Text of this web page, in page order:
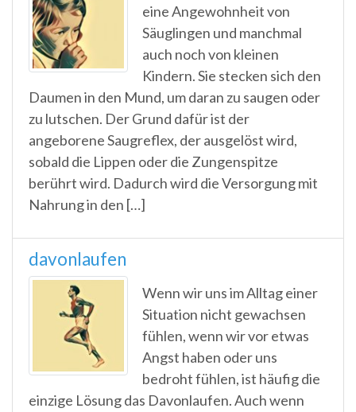
eine Angewohnheit von
Säuglingen und manchmal
auch noch von kleinen
Kindern. Sie stecken sich den
Daumen in den Mund, um daran zu saugen oder
zu lutschen. Der Grund dafür ist der
angeborene Saugreflex, der ausgelöst wird,
sobald die Lippen oder die Zungenspitze
berührt wird. Dadurch wird die Versorgung mit
Nahrung in den […]
davonlaufen
Wenn wir uns im Alltag einer
Situation nicht gewachsen
fühlen, wenn wir vor etwas
Angst haben oder uns
bedroht fühlen, ist häufig die
einzige Lösung das Davonlaufen. Auch wenn